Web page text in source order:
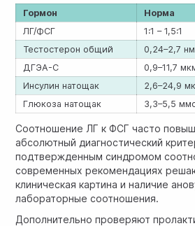
Гормон Норма
ЛГ/ФСГ
1:1 – 1,5:1
Тестостерон общий
0,24–2,7
ДГЭА-С
0,9–11,7
Инсулин натощак
2,6–24,9
Глюкоза натощак
3,3–5,5
Соотношение ЛГ к ФСГ часто
абсолютный диагностический
подтвержденным синдромом
современных рекомендациях
клиническая картина и наличие
лабораторные соотношения.
Дополнительно проверяют